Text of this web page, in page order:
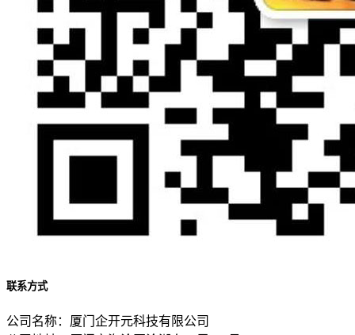
联系方式
公司名称：厦门企开元科技有限公司